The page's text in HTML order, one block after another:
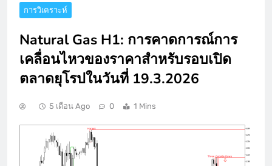
การวิเคราะห์
Natural Gas H1: การคาดการณ์การ
เคลื่อนไหวของราคาสำหรับรอบเปิด
ตลาดยุโรปในวันที่ 19.3.2026
5 เดือน Ago 0 1 Mins